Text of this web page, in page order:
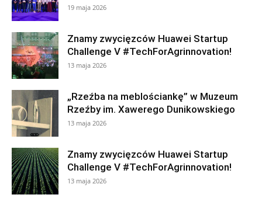
19 maja 2026
Znamy zwycięzców Huawei Startup
Challenge V #TechForAgrinnovation!
13 maja 2026
„Rzeźba na meblościankę” w Muzeum
Rzeźby im. Xawerego Dunikowskiego
13 maja 2026
Znamy zwycięzców Huawei Startup
Challenge V #TechForAgrinnovation!
13 maja 2026